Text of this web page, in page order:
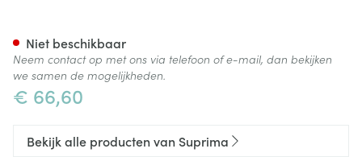
€ 66,60
Niet beschikbaar
Neem contact op met ons via telefoon of e-mail, dan bekijken
we samen de mogelijkheden.
Bekijk alle producten van Suprima